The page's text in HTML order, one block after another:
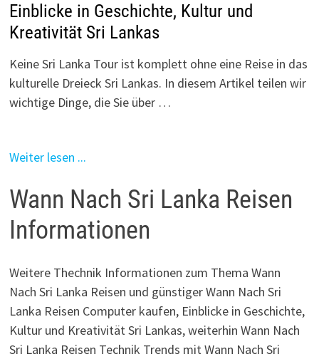
Einblicke in Geschichte, Kultur und
Kreativität Sri Lankas
Keine Sri Lanka Tour ist komplett ohne eine Reise in das
kulturelle Dreieck Sri Lankas. In diesem Artikel teilen wir
wichtige Dinge, die Sie über …
Weiter lesen ...
Wann Nach Sri Lanka Reisen
Informationen
Weitere Thechnik Informationen zum Thema Wann
Nach Sri Lanka Reisen und günstiger Wann Nach Sri
Lanka Reisen Computer kaufen, Einblicke in Geschichte,
Kultur und Kreativität Sri Lankas, weiterhin Wann Nach
Sri Lanka Reisen Technik Trends mit Wann Nach Sri